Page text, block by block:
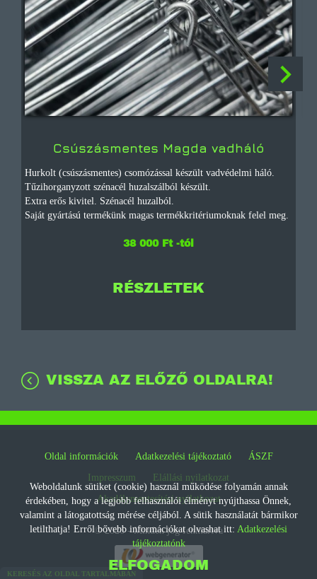
Csúszásmentes Magda vadháló
Hurkolt (csúszásmentes) csomózással készült vadvédelmi háló.
Tűzihorganyzott szénacél huzalszálból készült.
Extra erős kivitel. Szénacél huzalból.
Saját gyártású termékünk magas termékkritériumoknak felel meg.
38 000 Ft -tól
RÉSZLETEK
VISSZA AZ ELŐZŐ OLDALRA!
© 2026 - Minden jog fenntartva
Oldal információk Adatkezelési tájékoztató
ÁSZF
Impresszum
Elállási nyilatkozat
Akadálymentesítési nyilatkozat
ELFOGADOM
Weboldalunk sütiket (cookie) használ működése folyamán annak
érdekében, hogy a legjobb felhasználói élményt nyújthassa Önnek,
valamint a látogatottság mérése céljából. A sütik használatát bármikor
letilthatja! Erről bővebb információkat olvashat itt: Adatkezelési
tájékoztatónk
KERESÉS AZ OLDAL TARTALMÁBAN